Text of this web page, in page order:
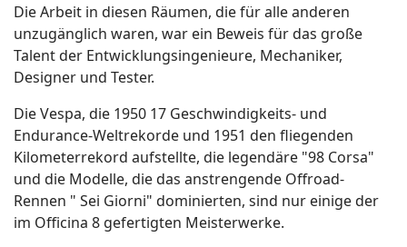
Die Arbeit in diesen Räumen, die für alle anderen
unzugänglich waren, war ein Beweis für das große
Talent der Entwicklungsingenieure, Mechaniker,
Designer und Tester.
Die Vespa, die 1950 17 Geschwindigkeits- und
Endurance-Weltrekorde und 1951 den fliegenden
Kilometerrekord aufstellte, die legendäre "98 Corsa"
und die Modelle, die das anstrengende Offroad-
Rennen " Sei Giorni" dominierten, sind nur einige der
im Officina 8 gefertigten Meisterwerke.